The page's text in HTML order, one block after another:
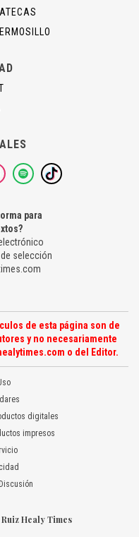
para
selección
de esta página son de
y no necesariamente
o del Editor.
digitales
impresos
Healy Times